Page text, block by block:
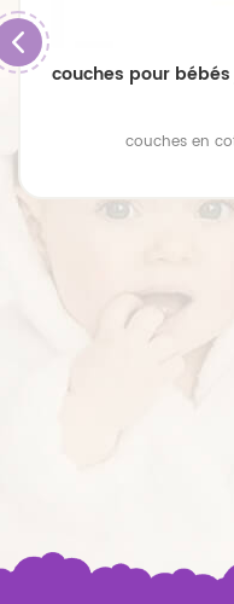
couches pour
couches en